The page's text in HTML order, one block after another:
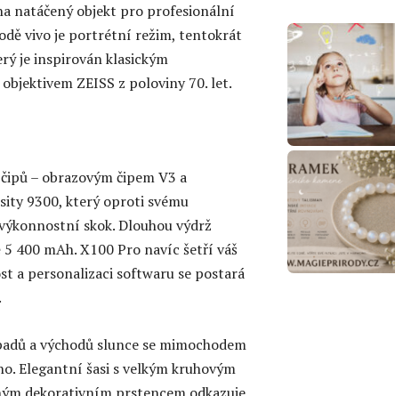
natáčený objekt pro profesionální
vivo je portrétní režim, tentokrát
je inspirován klasickým
ZEISS z poloviny 70. let.
– obrazovým čipem V3 a
9300, který oproti svému
skok. Dlouhou výdrž
400 mAh. X100 Pro navíc šetří váš
a personalizaci softwaru se postará
a východů slunce se mimochodem
Elegantní šasi s velkým kruhovým